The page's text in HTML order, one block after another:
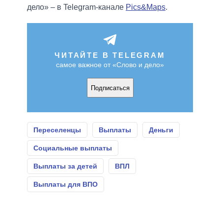
дело» – в Telegram-канале Pics&Maps.
ЧИТАЙТЕ В TELEGRAM
самое важное от «Слово и дело»
Подписаться
Переселенцы Выплаты Деньги
Социальные выплаты
Выплаты за детей ВПЛ
Выплаты для ВПО